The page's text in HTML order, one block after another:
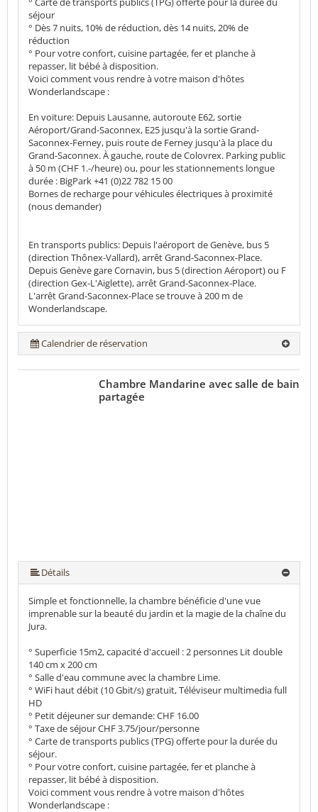
séjour
° Dès 7 nuits, 10% de réduction, dès 14 nuits, 20% de
réduction
° Pour votre confort, cuisine partagée, fer et planche à
repasser, lit bébé à disposition.
Voici comment vous rendre à votre maison d'hôtes
Wonderlandscape :
En voiture: Depuis Lausanne, autoroute E62, sortie
Aéroport/Grand-Saconnex, E25 jusqu'à la sortie Grand-
Saconnex-Ferney, puis route de Ferney jusqu'à la place du
Grand-Saconnex. À gauche, route de Colovrex. Parking public
à 50 m (CHF 1.-/heure) ou, pour les stationnements longue
durée : BigPark +41 (0)22 782 15 00
Bornes de recharge pour véhicules électriques à proximité
(nous demander)
En transports publics: Depuis l'aéroport de Genève, bus 5
(direction Thônex-Vallard), arrêt Grand-Saconnex-Place.
Depuis Genève gare Cornavin, bus 5 (direction Aéroport) ou F
(direction Gex-L'Aiglette), arrêt Grand-Saconnex-Place.
L'arrêt Grand-Saconnex-Place se trouve à 200 m de
Wonderlandscape.
Calendrier de réservation
Chambre Mandarine avec salle de bain
partagée
Détails
Simple et fonctionnelle, la chambre bénéficie d'une vue
imprenable sur la beauté du jardin et la magie de la chaîne du
Jura.
° Superficie 15m2, capacité d'accueil : 2 personnes Lit double
140 cm x 200 cm
° Salle d'eau commune avec la chambre Lime.
° WiFi haut débit (10 Gbit/s) gratuit, Téléviseur multimedia full
HD
° Petit déjeuner sur demande: CHF 16.00
° Taxe de séjour CHF 3.75/jour/personne
° Carte de transports publics (TPG) offerte pour la durée du
séjour.
° Pour votre confort, cuisine partagée, fer et planche à
repasser, lit bébé à disposition.
Voici comment vous rendre à votre maison d'hôtes
Wonderlandscape :